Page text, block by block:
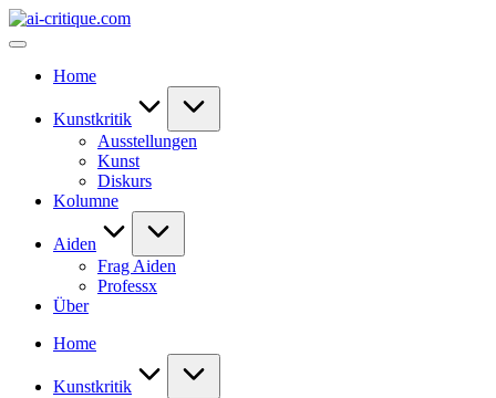
Skip
to
ai-
Home
Kunstkritik
Ausstellungen
Kunst
Diskurs
Kolumne
Aiden
Frag Aiden
Professx
Über
Home
Kunstkritik